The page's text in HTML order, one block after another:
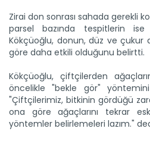
Zirai don sonrası sahada gerekli
parsel bazında tespitlerin
Kökçüoğlu, donun, düz ve çukur
göre daha etkili olduğunu belirtti.
Kökçüoğlu, çiftçilerden
öncelikle "bekle gör" yöntemini
"Çiftçilerimiz, bitkinin gördüğü
ona göre ağaçlarını tekrar
yöntemler belirlemeleri lazım."